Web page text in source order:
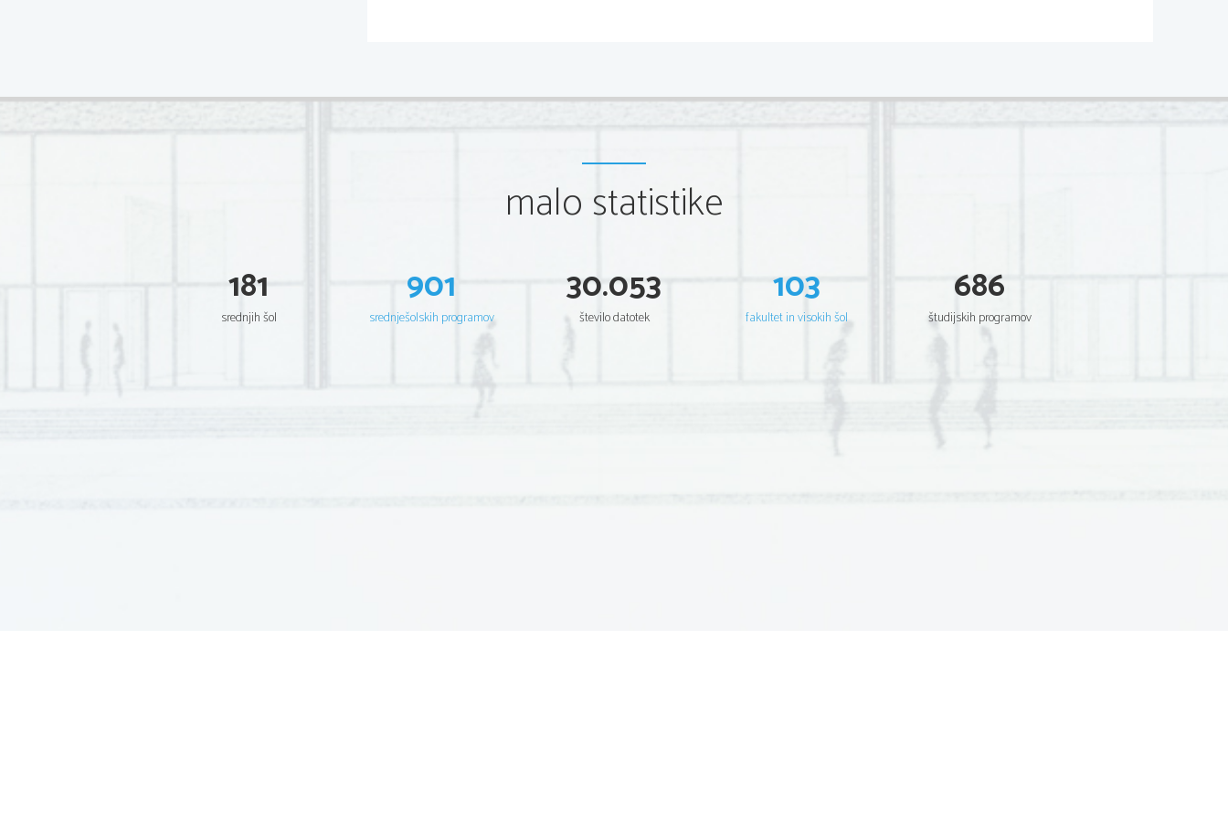
PREDSTAVNIKI
navadna krastača
• barska žaba -plavček
malo statistike
181
srednjih šol
901
srednješolskih programov
30.053
število datotek
103
fakultet in visokih šol
686
študijskih programov